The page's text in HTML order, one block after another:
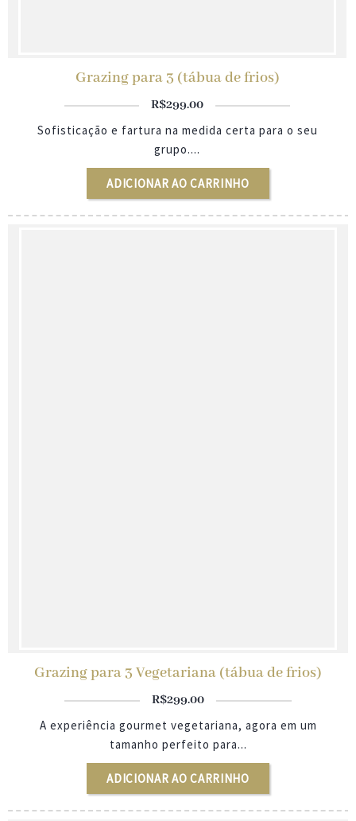
Grazing para 3 (tábua de frios)
R$299.00
Sofisticação e fartura na medida certa para o seu
grupo....
ADICIONAR AO CARRINHO
Grazing para 3 Vegetariana (tábua de frios)
R$299.00
A experiência gourmet vegetariana, agora em um
tamanho perfeito para...
ADICIONAR AO CARRINHO